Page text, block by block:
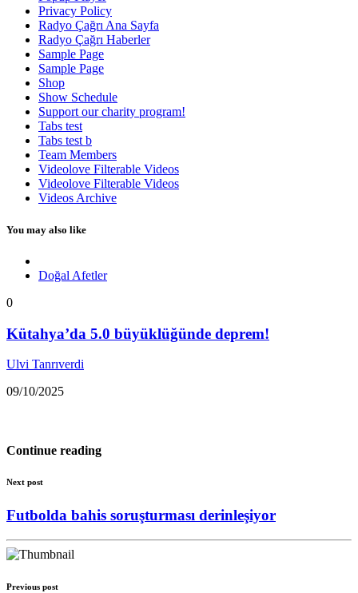
Privacy Policy
Radyo Çağrı Ana Sayfa
Radyo Çağrı Haberler
Sample Page
Sample Page
Shop
Show Schedule
Support our charity program!
Tabs test
Tabs test b
Team Members
Videolove Filterable Videos
Videolove Filterable Videos
Videos Archive
You may also like
Doğal Afetler
0
Kütahya’da 5.0 büyüklüğünde deprem!
Ulvi Tanrıverdi
09/10/2025
Continue reading
Next post
Futbolda bahis soruşturması derinleşiyor
Previous post